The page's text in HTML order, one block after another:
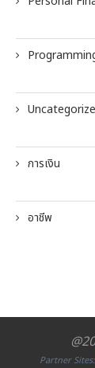
การเงิน
อาชีพ
Partner Sites: